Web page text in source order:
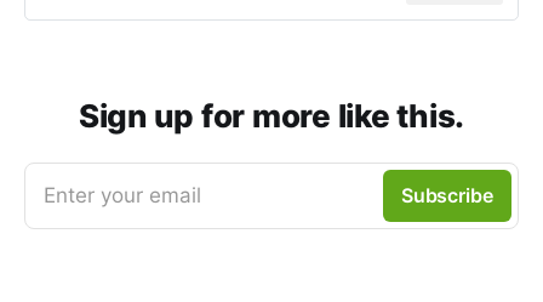
Sign up for more like this.
Enter your email Subscribe